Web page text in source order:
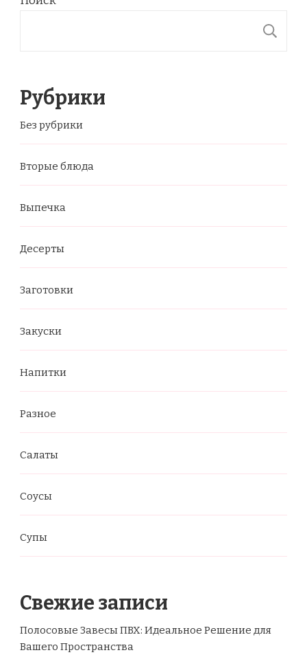
Рубрики
Без рубрики
Вторые блюда
Выпечка
Десерты
Заготовки
Закуски
Напитки
Разное
Салаты
Соусы
Супы
Свежие записи
Полосовые Завесы ПВХ: Идеальное Решение для
Вашего Пространства